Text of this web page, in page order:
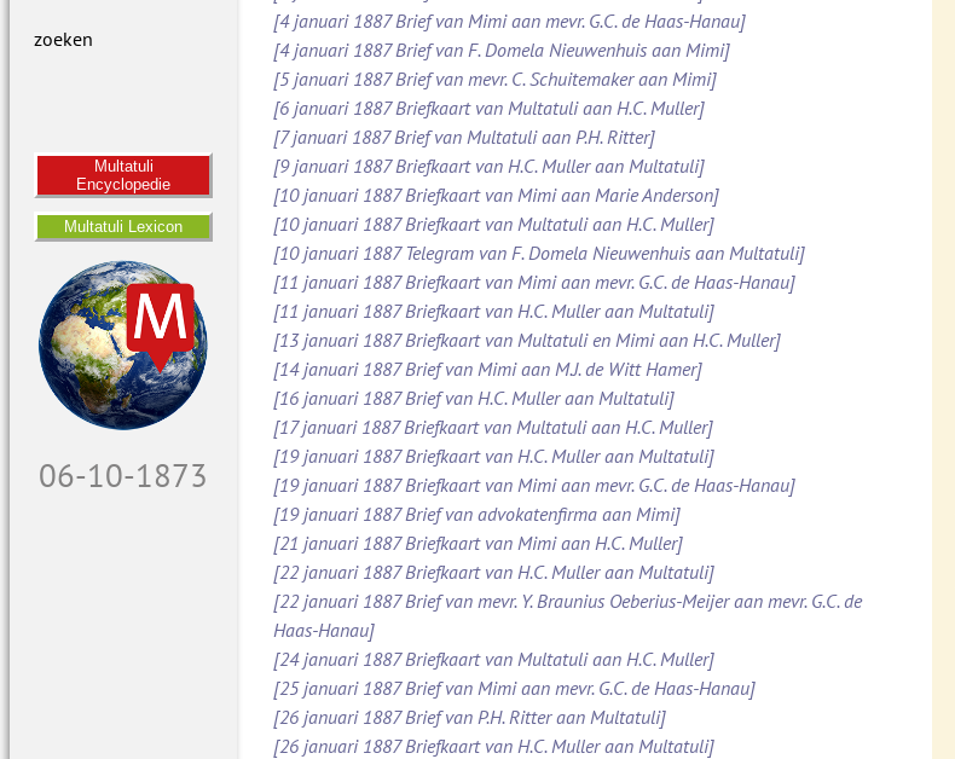
zoeken
Multatuli
Encyclopedie
Multatuli Lexicon
07-10-1873
[4 januari 1887 Brief van Mimi aan mevr. G.C. de Haas-Hanau]
[4 januari 1887 Brief van F. Domela Nieuwenhuis aan Mimi]
[5 januari 1887 Brief van mevr. C. Schuitemaker aan Mimi]
[6 januari 1887 Briefkaart van Multatuli aan H.C. Muller]
[7 januari 1887 Brief van Multatuli aan P.H. Ritter]
[9 januari 1887 Briefkaart van H.C. Muller aan Multatuli]
[10 januari 1887 Briefkaart van Mimi aan Marie Anderson]
[10 januari 1887 Briefkaart van Multatuli aan H.C. Muller]
[10 januari 1887 Telegram van F. Domela Nieuwenhuis aan Multatuli]
[11 januari 1887 Briefkaart van Mimi aan mevr. G.C. de Haas-Hanau]
[11 januari 1887 Briefkaart van H.C. Muller aan Multatuli]
[13 januari 1887 Briefkaart van Multatuli en Mimi aan H.C. Muller]
[14 januari 1887 Brief van Mimi aan M.J. de Witt Hamer]
[16 januari 1887 Brief van H.C. Muller aan Multatuli]
[17 januari 1887 Briefkaart van Multatuli aan H.C. Muller]
[19 januari 1887 Briefkaart van H.C. Muller aan Multatuli]
[19 januari 1887 Briefkaart van Mimi aan mevr. G.C. de Haas-Hanau]
[19 januari 1887 Brief van advokatenfirma aan Mimi]
[21 januari 1887 Briefkaart van Mimi aan H.C. Muller]
[22 januari 1887 Briefkaart van H.C. Muller aan Multatuli]
[22 januari 1887 Brief van mevr. Y. Braunius Oeberius-Meijer aan mevr. G.C. de
Haas-Hanau]
[24 januari 1887 Briefkaart van Multatuli aan H.C. Muller]
[25 januari 1887 Brief van Mimi aan mevr. G.C. de Haas-Hanau]
[26 januari 1887 Brief van P.H. Ritter aan Multatuli]
[26 januari 1887 Briefkaart van H.C. Muller aan Multatuli]